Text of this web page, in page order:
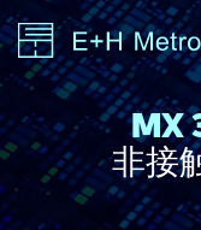
MX
非接